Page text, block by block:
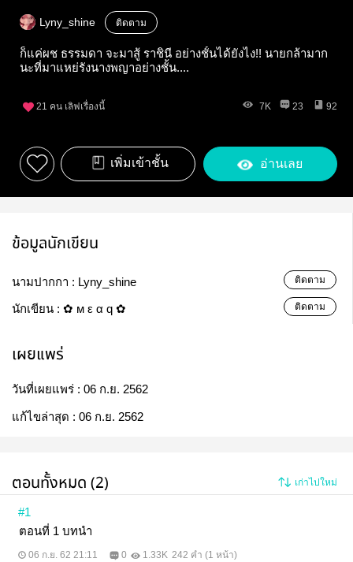
Lyny_shine ติดตาม
ก็แค่ผช ธรรมดา จะมาสู้ ราชินี อย่างชั้นได้ยังไง!! นายกล้ามาก
นะที่มาแหย่รังนางพญาอย่างชั้น....
21 คน เลิฟเรื่องนี้ 7K 23 92
เพิ่มเข้าชั้น อ่านเลย
ข้อมูลนักเขียน
นามปากกา : Lyny_shine ติดตาม
นักเขียน : ✿ м ε α q ✿ ติดตาม
เผยแพร่
วันที่เผยแพร่ : 06 ก.ย. 2562
แก้ไขล่าสุด : 06 ก.ย. 2562
ตอนทั้งหมด (2) เก่าไปใหม่
#1
ตอนที่ 1 บทนำ
06 ก.ย. 62 21:11 0 1.33K 242 คำ (1 หน้า)